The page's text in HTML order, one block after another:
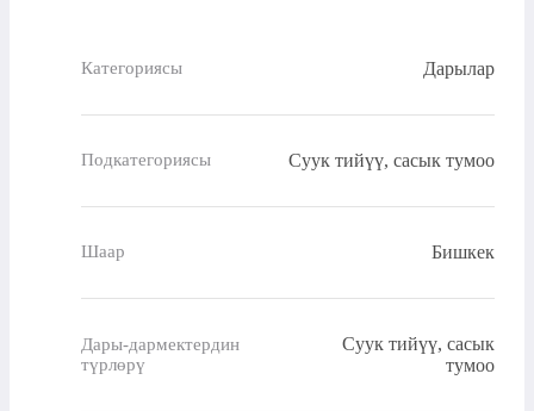
Категориясы Дарылар
Подкатегориясы Суук тийүү, сасык тумоо
Шаар Бишкек
Дары-дармектердин
түрлөрү
Суук тийүү, сасык
тумоо